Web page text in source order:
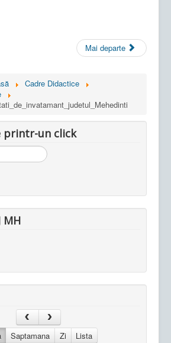
Mai departe
Cadre Didactice
printr-un click
MH
Saptamana Zi Lista